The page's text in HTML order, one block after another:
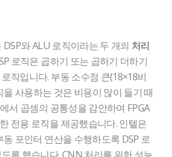
DSP와 ALU 로직이라는 두 개의 처리
로직은 곱하기 또는 곱하기 더하기
직입니다. 부동 소수점 큰(18×18비
사용하는 것은 비용이 많이 들기 때
서 곱셈의 공통성을 감안하여 FPGA
전용 로직을 제공했습니다. 인텔은
포인터 연산을 수행하도록 DSP 로
록 했습니다. CNN 처리를 위한 성능